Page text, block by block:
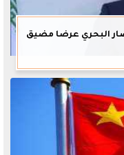
البحري عرضا مضيق